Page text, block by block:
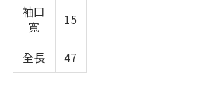
袖口
寬
15
全長 47